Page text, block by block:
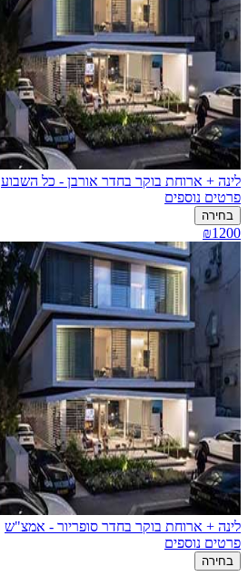
לינה + ארוחת בוקר בחדר אורבן - כל השבוע
פרטים נוספים
בחירה
₪1200
לינה + ארוחת בוקר בחדר סופריור - אמצ"ש
פרטים נוספים
בחירה